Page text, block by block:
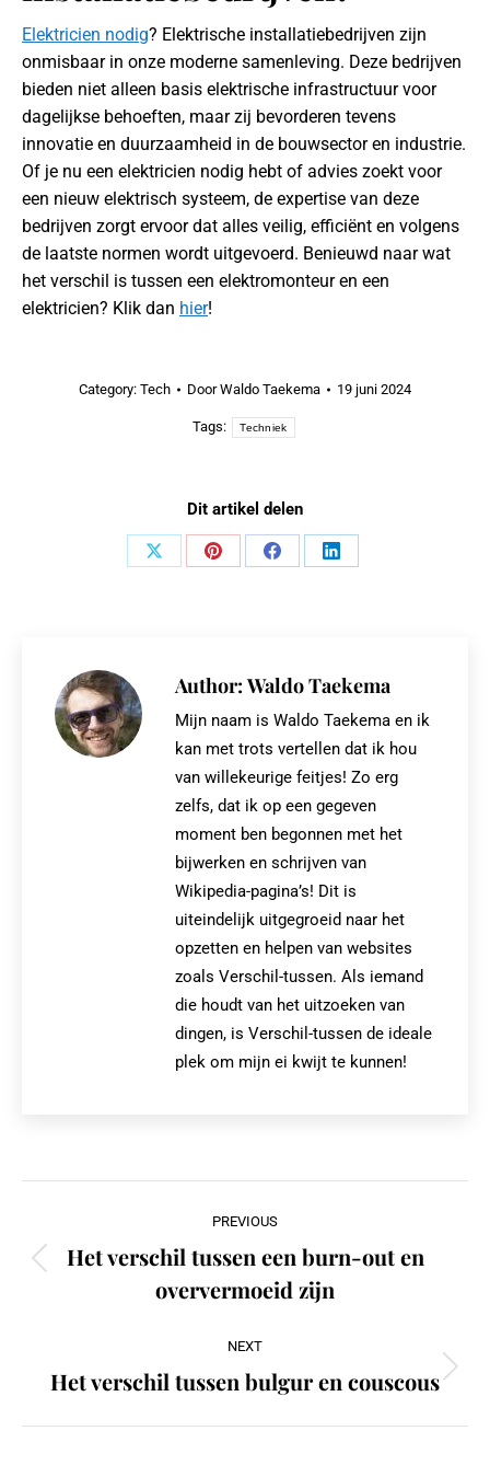
Elektricien nodig? Elektrische installatiebedrijven zijn
onmisbaar in onze moderne samenleving. Deze bedrijven
bieden niet alleen basis elektrische infrastructuur voor
dagelijkse behoeften, maar zij bevorderen tevens
innovatie en duurzaamheid in de bouwsector en industrie.
Of je nu een elektricien nodig hebt of advies zoekt voor
een nieuw elektrisch systeem, de expertise van deze
bedrijven zorgt ervoor dat alles veilig, efficiënt en volgens
de laatste normen wordt uitgevoerd. Benieuwd naar wat
het verschil is tussen een elektromonteur en een
elektricien? Klik dan hier!
Category: Tech DoorWaldo Taekema 19 juni 2024
Tags: Techniek
Dit artikel delen
Share
Share
Share
Share
Author: Waldo Taekema
Mijn naam is Waldo Taekema en ik
kan met trots vertellen dat ik hou
van willekeurige feitjes! Zo erg
zelfs, dat ik op een gegeven
moment ben begonnen met het
bijwerken en schrijven van
Wikipedia-pagina’s! Dit is
uiteindelijk uitgegroeid naar het
opzetten en helpen van websites
zoals Verschil-tussen. Als iemand
die houdt van het uitzoeken van
dingen, is Verschil-tussen de ideale
plek om mijn ei kwijt te kunnen!
navigation
PREVIOUS
Previous
post:
Het verschil tussen een burn-out en
oververmoeid zijn
NEXT
Next
Het verschil tussen bulgur en couscous